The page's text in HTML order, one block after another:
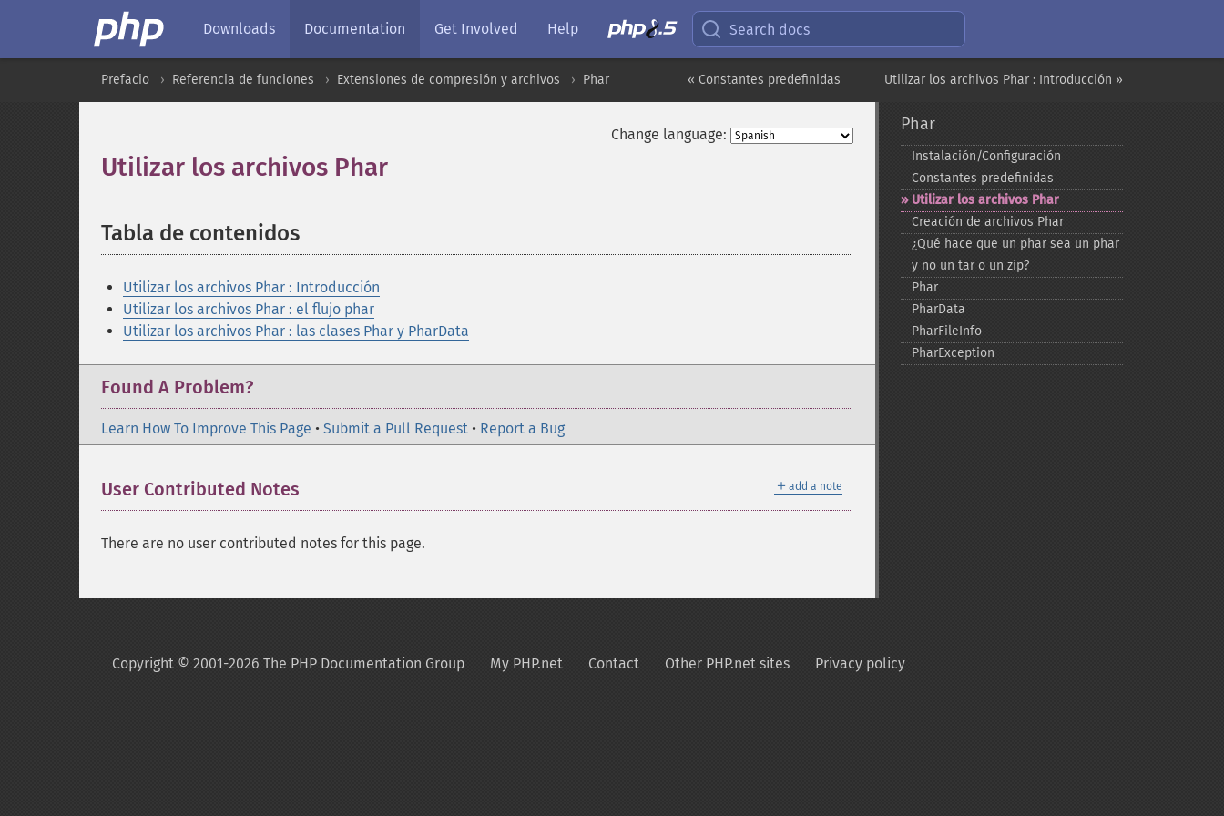
Downloads Documentation Get Involved Help Search docs
Utilizar los archivos Phar : Introducción »
« Constantes predefinidas
Prefacio Referencia de funciones Extensiones de compresión y archivos Phar
Change language:
Utilizar los archivos Phar
Tabla de contenidos
Utilizar los archivos Phar : Introducción
Utilizar los archivos Phar : el flujo phar
Utilizar los archivos Phar : las clases Phar y PharData
Found A Problem?
Learn How To Improve This Page • Submit a Pull Request • Report a Bug
＋ add a note
User Contributed Notes
There are no user contributed notes for this page.
Phar
Instalación/Configuración
Constantes predefinidas
Utilizar los archivos Phar
Creación de archivos Phar
¿Qué hace que un phar sea un phar
y no un tar o un zip?
Phar
PharData
PharFileInfo
PharException
Copyright © 2001-2026 The PHP Documentation Group My PHP.net Contact Other PHP.net sites Privacy policy